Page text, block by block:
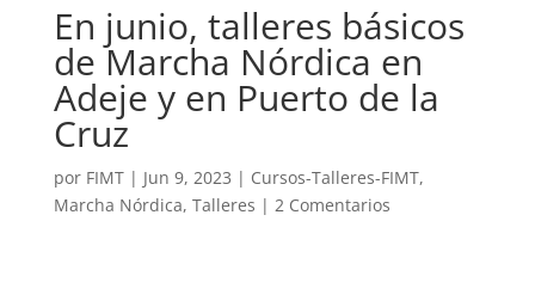
En junio, talleres básicos
de Marcha Nórdica en
Adeje y en Puerto de la
Cruz
por FIMT| Jun 9, 2023 | Cursos-Talleres-FIMT,
Marcha Nórdica, Talleres | 2 Comentarios